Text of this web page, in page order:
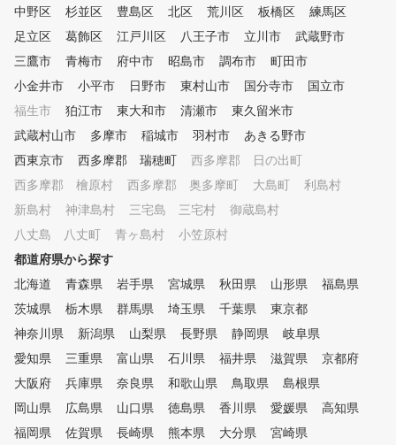
ロのレッスンを、毎日、
い放題なので、一人で練
い時にはシミュレーショ
って、効率よく練習でき
お客様のご予定にあわせ
利用ください。 ④ゴルフ初心
者から上級者まで楽しめ
で繰り返しショット練習
、ゲーム感覚でティーシ
やアプローチの練習を楽
り、実際のコースをリア
せて、飽きずに練習して
けます。
中野区
杉並区 豊島区 北区 荒川区 板橋区
練馬区
足立区
葛飾区 江戸川区 八王子市 立川市
武蔵野市
三鷹市
青梅市 府中市 昭島市 調布市
町田市
小金井市
小平市 日野市 東村山市 国分寺市
国立市
福生市
狛江市 東大和市 清瀬市
東久留米市
武蔵村山市
多摩市 稲城市 羽村市
あきる野市
西東京市
西多摩郡 瑞穂町
西多摩郡 日の出町
西多摩郡 檜原村
西多摩郡 奥多摩町 大島町
利島村
新島村
神津島村 三宅島 三宅村
御蔵島村
八丈島 八丈町
青ヶ島村
小笠原村
都道府県から探す
北海道
青森県 岩手県 宮城県 秋田県 山形県
福島県
茨城県
栃木県 群馬県 埼玉県 千葉県
東京都
神奈川県
新潟県 山梨県 長野県 静岡県
岐阜県
愛知県
三重県 富山県 石川県 福井県 滋賀県
京都府
大阪府
兵庫県 奈良県 和歌山県 鳥取県
島根県
岡山県
広島県 山口県 徳島県 香川県 愛媛県
高知県
福岡県
佐賀県 長崎県 熊本県 大分県
宮崎県